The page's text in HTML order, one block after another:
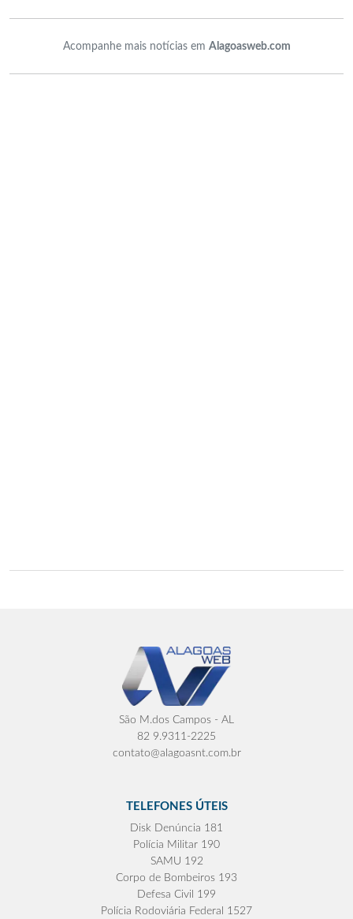
Acompanhe mais notícias em Alagoasweb.com
São M.dos Campos - AL
82 9.9311-2225
contato@alagoasnt.com.br
TELEFONES ÚTEIS
Disk Denúncia 181
Polícia Militar 190
SAMU 192
Corpo de Bombeiros 193
Defesa Civil 199
Polícia Rodoviária Federal 1527